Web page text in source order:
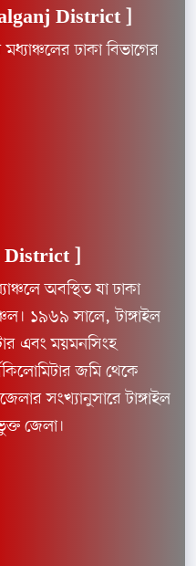
District ]
ঢাকা বিভাগের
District ]
অবস্থিত যা ঢাকা
১৯৬৯ সালে, টাঙ্গাইল
এবং ময়মনসিংহ
জমি থেকে
সংখ্যানুসারে টাঙ্গাইল
জেলা।